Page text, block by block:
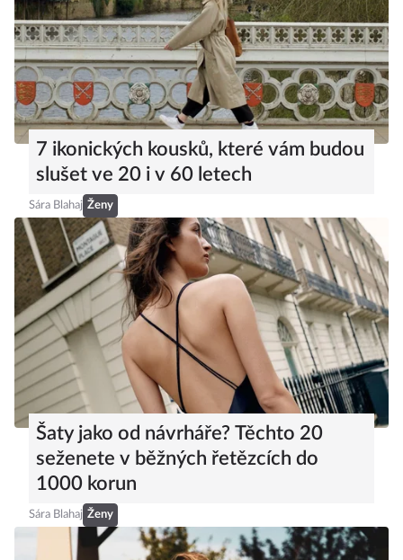
7 ikonických kousků, které vám budou
slušet ve 20 i v 60 letech
Sára Blahaj Ženy
Šaty jako od návrháře? Těchto 20
seženete v běžných řetězcích do
1000 korun
Sára Blahaj Ženy